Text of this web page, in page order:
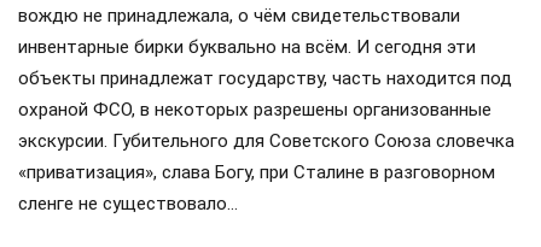
вождю не принадлежала, о чём свидетельствовали
инвентарные бирки буквально на всём. И сегодня эти
объекты принадлежат государству, часть находится под
охраной ФСО, в некоторых разрешены организованные
экскурсии. Губительного для Советского Союза словечка
«приватизация», слава Богу, при Сталине в разговорном
сленге не существовало…